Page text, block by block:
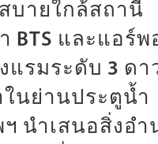
บายใกล้สถานี
BTS และแอร์พ
แรมระดับ 3 ดา
ในย่านประตูน้ำ
ฯ นำเสนอสิ่งอำ